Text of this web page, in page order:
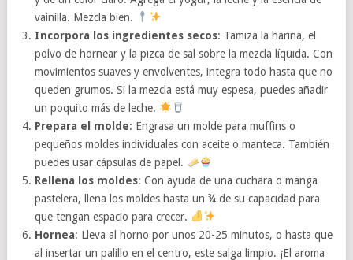
vainilla. Mezcla bien.
Incorpora los ingredientes secos: Tamiza la harina, el
polvo de hornear y la pizca de sal sobre la mezcla líquida. Con
movimientos suaves y envolventes, integra todo hasta que no
queden grumos. Si la mezcla está muy espesa, puedes añadir
un poquito más de leche.
Prepara el molde: Engrasa un molde para muffins o
pequeños moldes individuales con aceite o manteca. También
puedes usar cápsulas de papel.
Rellena los moldes: Con ayuda de una cuchara o manga
pastelera, llena los moldes hasta un ¾ de su capacidad para
que tengan espacio para crecer.
Hornea: Lleva al horno por unos 20-25 minutos, o hasta que
al insertar un palillo en el centro, este salga limpio. ¡El aroma